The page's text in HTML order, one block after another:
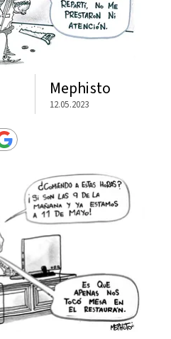
Mephisto
12.05.2023